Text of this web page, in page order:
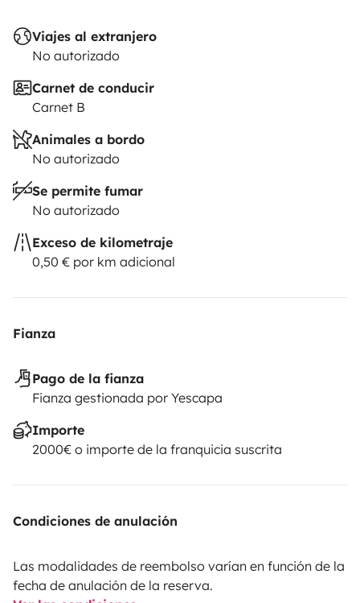
Viajes al extranjero
No autorizado
Carnet de conducir
Carnet B
Animales a bordo
No autorizado
Se permite fumar
No autorizado
Exceso de kilometraje
0,50 € por km adicional
Fianza
Pago de la fianza
Fianza gestionada por Yescapa
Importe
2000€ o importe de la franquicia suscrita
Condiciones de anulación
Las modalidades de reembolso varían en función de la
fecha de anulación de la reserva.